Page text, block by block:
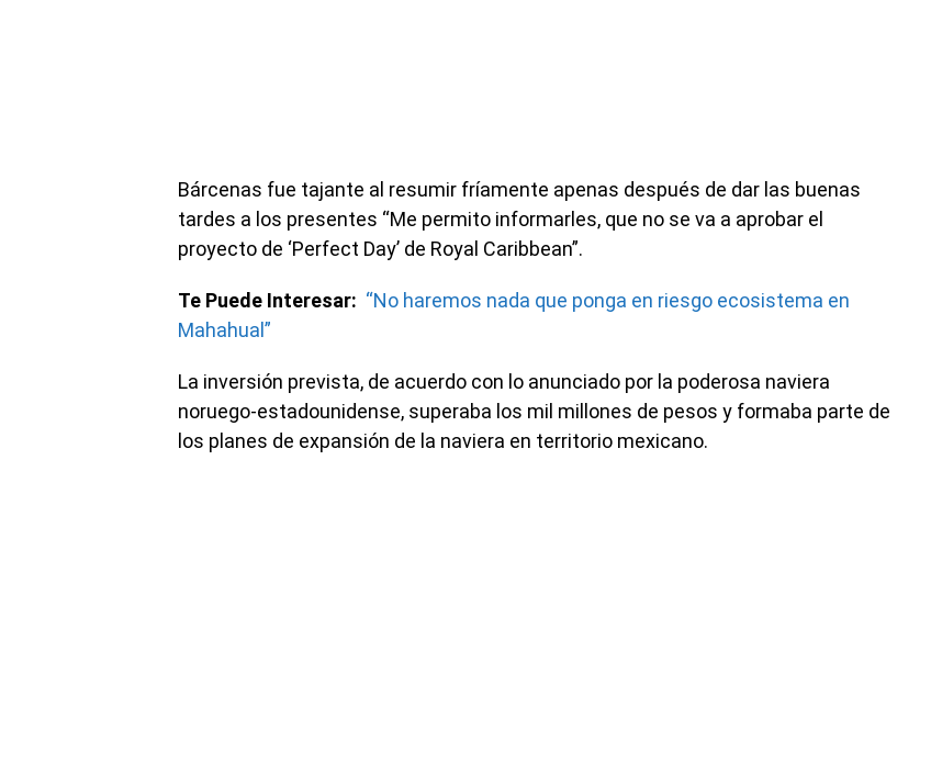
Bárcenas fue tajante al resumir fríamente apenas después de dar las buenas
tardes a los presentes “Me permito informarles, que no se va a aprobar el
proyecto de ‘Perfect Day’ de Royal Caribbean”.
Te Puede Interesar: “No haremos nada que ponga en riesgo ecosistema en
Mahahual”
La inversión prevista, de acuerdo con lo anunciado por la poderosa naviera
noruego-estadounidense, superaba los mil millones de pesos y formaba parte de
los planes de expansión de la naviera en territorio mexicano.